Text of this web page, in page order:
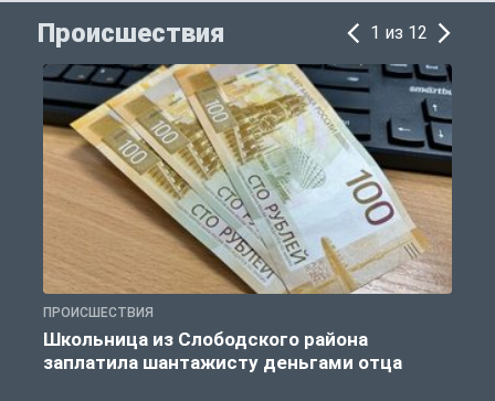
Происшествия 1 из 12
ПРОИСШЕСТВИЯ
Школьница из Слободского района
заплатила шантажисту деньгами отца